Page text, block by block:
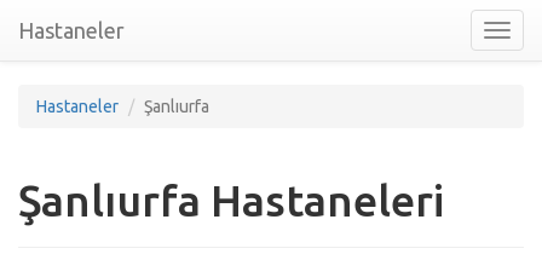
nav
Hastaneler
Hastaneler Şanlıurfa
Şanlıurfa Hastaneleri